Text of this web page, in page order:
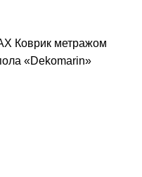
Коврик метражом
«Dekomarin»